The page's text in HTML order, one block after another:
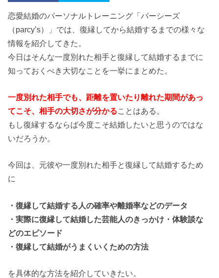
恋愛結婚のパーソナルトレーニング「パーシーズ
（parcy’s）」では、復縁してから結婚するまでの様々な
情報を紹介してきた。
今日はそんな一度別れた相手と復縁して結婚するまでに
知っておくべき大切なことを一挙にまとめた。
一度別れた相手でも、距離を置いたり離れた期間があっ
てこそ、相手の大切さが分かることはある。
もし復縁するならば今度こそ結婚したいと思うのではな
いだろうか。
今回は、元彼や一度別れた相手と復縁して結婚するため
に
・復縁して結婚する人の確率や離婚率などのデータ
・実際に復縁して結婚した芸能人のきっかけ・体験談な
どのエピソード
・復縁して結婚がうまくいくための方法
を具体的な方法を紹介していきたい。